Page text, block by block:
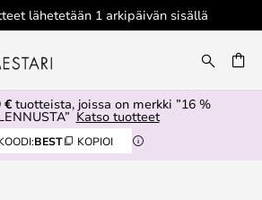
lähetetään 1 arkipäivän sisällä
€tuotteista, joissa on merkki ”16 %
Katso tuotteet
BEST KOPIOI